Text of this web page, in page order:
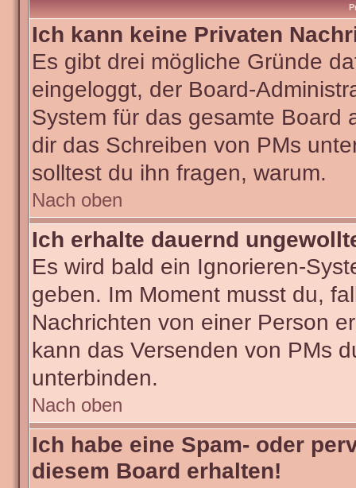
Ich kann keine Privaten
Es gibt drei mögliche Gründe
eingeloggt, der Board-
System für das gesamte Board
dir das Schreiben von PMs
solltest du ihn fragen, warum.
Nach oben
Ich erhalte dauernd
Es wird bald ein Ignorieren-
geben. Im Moment musst du,
Nachrichten von einer Person
kann das Versenden von PMs
unterbinden.
Nach oben
Ich habe eine Spam- oder
diesem Board erhalten!